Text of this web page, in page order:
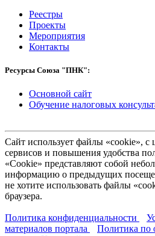
Реестры
Проекты
Мероприятия
Контакты
Ресурсы Союза "ПНК":
Основной сайт
Обучение налоговых
Сайт использует файлы «cookie», с
сервисов и повышения удобства
«Cookie» представляют собой
информацию о предыдущих
не хотите использовать файлы
браузера.
Политика конфиденциальности
материалов портала
Политика по